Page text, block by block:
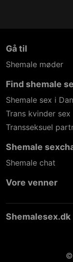
Gå til
Shemale møder
Find shemale
Shemale sex i
Trans kvinder sex
Transseksuel
Shemale
Shemale chat
Vore venner
Shemalesex.dk
©